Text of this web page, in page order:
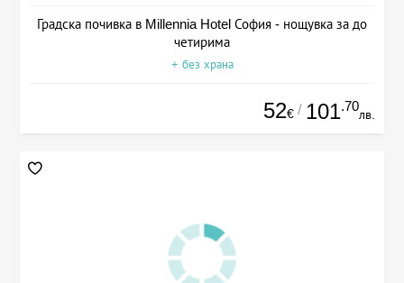
Градска почивка в Millennia Hotel София - нощувка за до
четирима
+ без храна
52€ / 101.70
лв.